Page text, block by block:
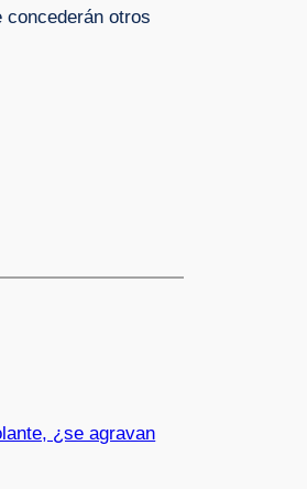
otros
¿se agravan